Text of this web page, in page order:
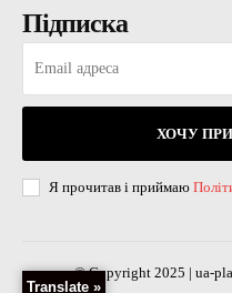
Підписка
ХОЧУ
Я прочитав і приймаю
© Copyright 2025 | ua-
Translate »